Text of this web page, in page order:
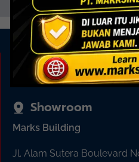
KAMI ADA
Showroom
Marks Building
Jl. Alam Sutera Boulevard